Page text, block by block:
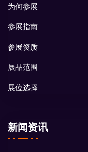
为何参展
参展指南
参展资质
展品范围
展位选择
新闻资讯